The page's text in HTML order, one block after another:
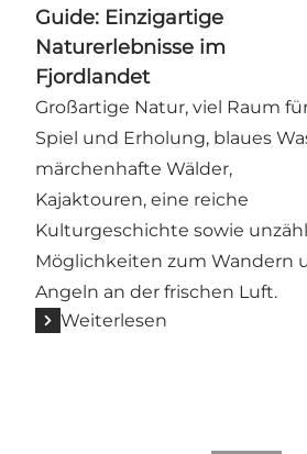
Guide: Einzigartige
Naturerlebnisse im
Fjordlandet
Großartige Natur, viel Raum
Spiel und Erholung, blaues
märchenhafte Wälder,
Kajaktouren, eine reiche
Kulturgeschichte sowie
Möglichkeiten zum Wandern
Angeln an der frischen Luft.
Weiterlesen